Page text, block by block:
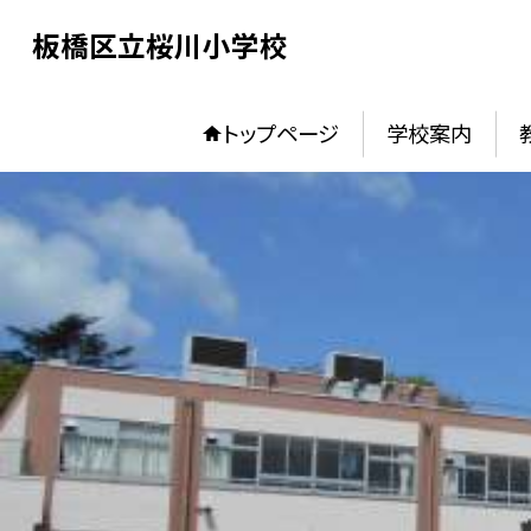
板橋区立桜川小学校
トップページ 学校案内